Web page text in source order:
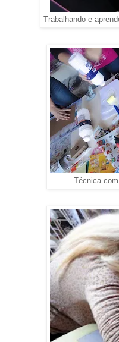
Trabalhando e
Técnica